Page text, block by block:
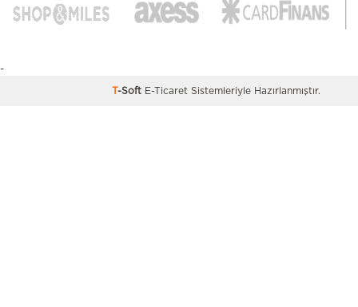
-
T-Soft E-TicaretSistemleriyle Hazırlanmıştır.